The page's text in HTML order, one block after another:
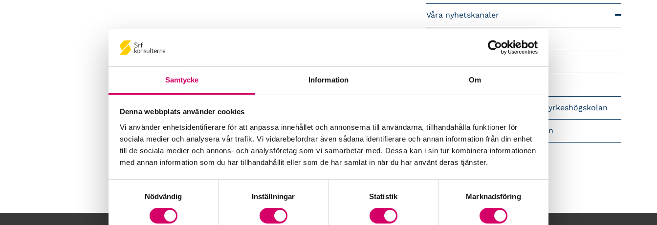
Samtycke Information Om
Denna webbplats använder cookies
Vi använder enhetsidentifierare för att anpassa innehållet och annonserna till användarna, tillhandahålla funktioner för
sociala medier och analysera vår trafik. Vi vidarebefordrar även sådana identifierare och annan information från din enhet
till de sociala medier och annons- och analysföretag som vi samarbetar med. Dessa kan i sin tur kombinera informationen
med annan information som du har tillhandahållit eller som de har samlat in när du har använt deras tjänster.
Nödvändig
Inställningar Statistik Marknadsföring
Våra nyhetskanaler
Tidningen Konsulten
Följ oss i sociala medier
Öppet brev till Myndigheten för yrkeshögskolan
Framtidsutsikter i lönebranschen